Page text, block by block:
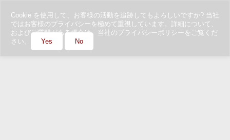
Cookie を使用して、お客様の活動を追跡してもよろしいですか? 当社
ではお客様のプライバシーを極めて重視しています。詳細について、
およびご質問がある場合は、当社のプライバシーポリシーをご覧くだ
さい。
Yes No